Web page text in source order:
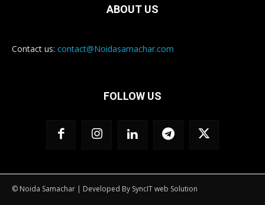
ABOUT US
Contact us: contact@Noidasamachar.com
FOLLOW US
© Noida Samachar | Developed By SyncIT web Solution